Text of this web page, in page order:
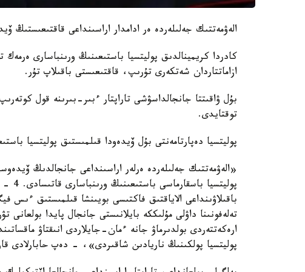
الەۋمەتتىك جەلىلەردە ەر ادامدار اراسىنداعى قاقتىعىستىڭ
كادردا كريمينالدىق پوليتسيا باستىعىنىڭ ورىنباسارى
ازاماتتاردان شەتكەرى تۇرىپ، قاقتىعىستى باقىلاپ تۇر.
بۇل ۋاقىتتا جانجالداسۋشى تاراپتار ءبىر-بىرىنە قول
توقتايدى.
پوليتسيا دەپارتامەنتى بۇل ۆيدەودا قىلمىستىق پوليتسيا
«الەۋمەتتىك جەلىلەردە ەرلەر اراسىنداعى جانجالدىڭ
باقىلاۋىنداعى الاياقتىق فاكتىسى بويىنشا قىلمىستىق ءىس
تەلەفونىنا داۋلى مۇلىككە بايلانىستى جانجال پايدا بولعانى
ارەكەتتەردى بولدىرماۋ جانە ءمان-جايلاردى انىقتاۋ
پوليتسيا پولكىنىڭ ناريادىن شاقىردى»، - دەپ حابارلادى